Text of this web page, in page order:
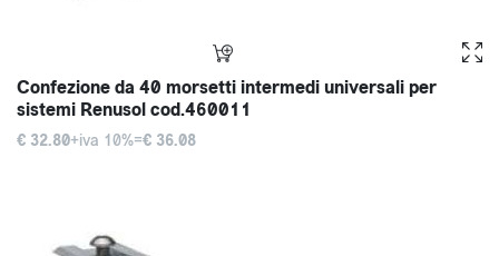
Confezione da 40 morsetti intermedi universali per
sistemi Renusol cod.460011
€ 32.80+iva 10%=€ 36.08